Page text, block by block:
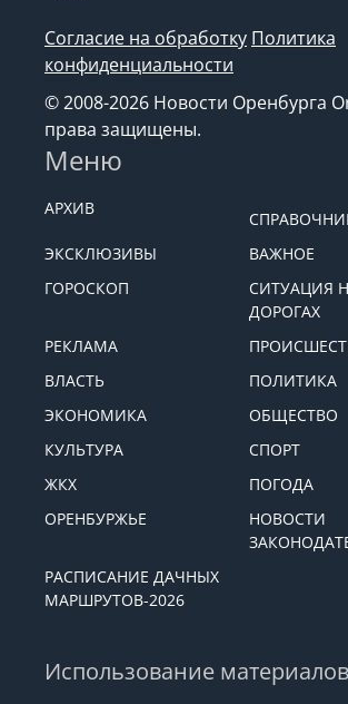
Согласие на обработку Политика
конфиденциальности
© 2008-2026 Новости Оренбурга
права защищены.
Меню
АРХИВ
ЭКСКЛЮЗИВЫ
ВАЖНОЕ
ГОРОСКОП
СИТУАЦИЯ
ДОРОГАХ
РЕКЛАМА
ВЛАСТЬ
ПОЛИТИКА
ЭКОНОМИКА
ОБЩЕСТВО
КУЛЬТУРА
СПОРТ
ЖКХ
ПОГОДА
ОРЕНБУРЖЬЕ
НОВОСТИ
РАСПИСАНИЕ ДАЧНЫХ
МАРШРУТОВ-2026
Использование материалов